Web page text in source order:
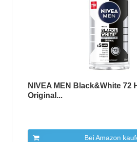
NIVEA MEN Black&White 72
Original...
Bei Amazon